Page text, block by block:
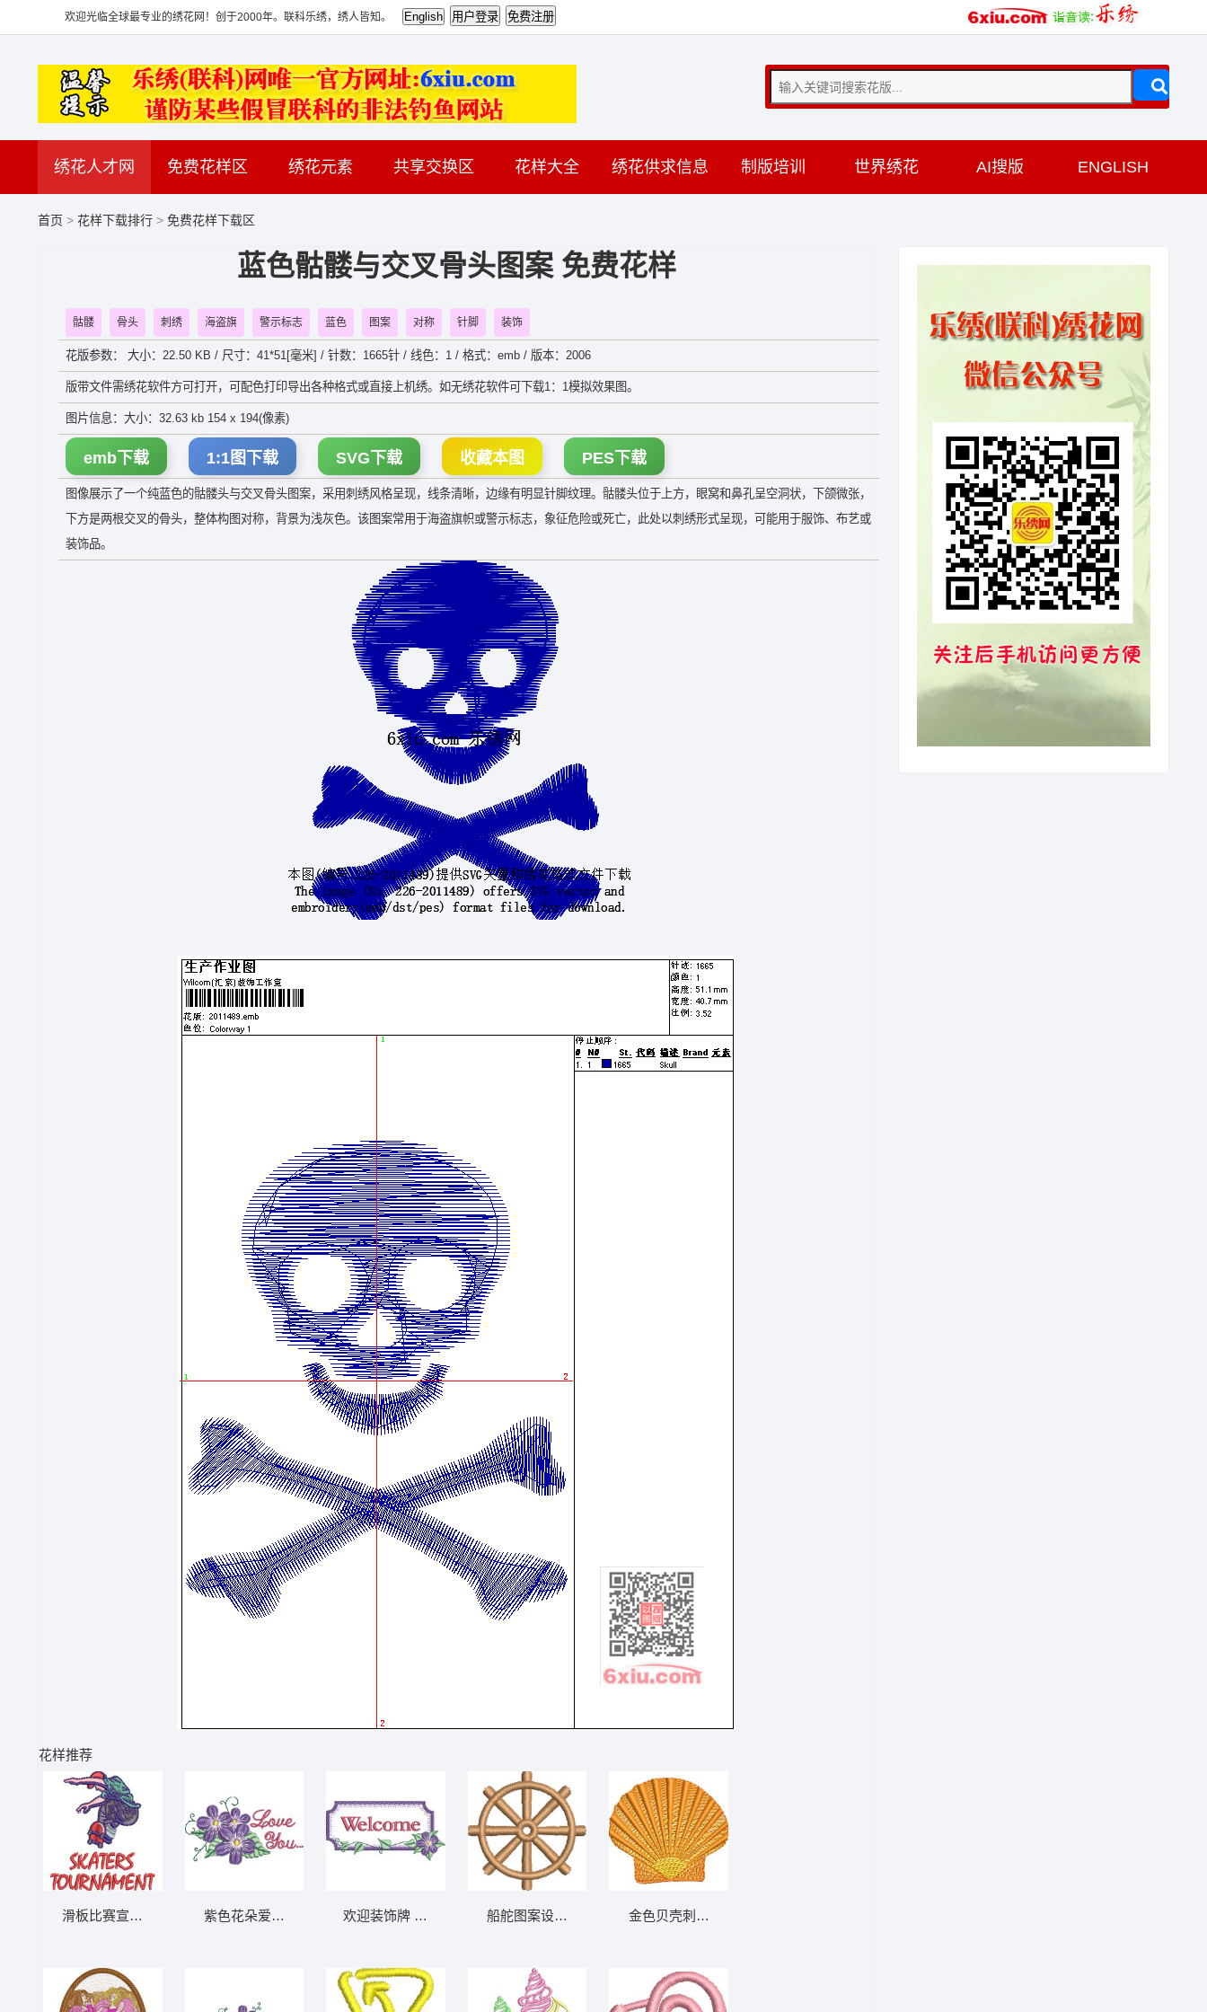
欢迎光临全球最专业的绣花网！创于2000年。联科乐绣，绣人皆知。
绣花人才网 免费花样区 绣花元素 共享交换区 花样大全 绣花供求信息 制版培训 世界绣花 AI搜版 ENGLISH
首页 > 花样下载排行 > 免费花样下载区
蓝色骷髅与交叉骨头图案 免费花样
骷髅 骨头 刺绣 海盗旗 警示标志 蓝色 图案 对称 针脚 装饰
花版参数： 大小：22.50 KB / 尺寸：41*51[毫米] / 针数：1665针 / 线色：1 / 格式：emb / 版本：2006
版带文件需绣花软件方可打开，可配色打印导出各种格式或直接上机绣。如无绣花软件可下载1：1模拟效果图。
图片信息：大小：32.63 kb 154 x 194(像素)
emb下载 1:1图下载 SVG下载 收藏本图 PES下载
图像展示了一个纯蓝色的骷髅头与交叉骨头图案，采用刺绣风格呈现，线条清晰，边缘有明显针脚纹理。骷髅头位于上方，眼窝和鼻孔呈空洞状，下颌微张，
下方是两根交叉的骨头，整体构图对称，背景为浅灰色。该图案常用于海盗旗帜或警示标志，象征危险或死亡，此处以刺绣形式呈现，可能用于服饰、布艺或
装饰品。
花样推荐
滑板比赛宣传图 免费花样紫色花朵爱意图案 免费花样欢迎装饰牌 免费花样 船舵图案设计 免费花样 金色贝壳刺绣图案 免费花样